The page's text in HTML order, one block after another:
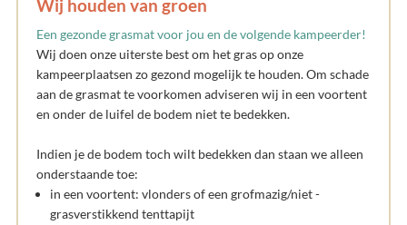
Wij houden van groen
Een gezonde grasmat voor jou en de volgende kampeerder!
Wij doen onze uiterste best om het gras op onze
kampeerplaatsen zo gezond mogelijk te houden. Om schade
aan de grasmat te voorkomen adviseren wij in een voortent
en onder de luifel de bodem niet te bedekken.
Indien je de bodem toch wilt bedekken dan staan we alleen
onderstaande toe:
in een voortent: vlonders of een grofmazig/niet -
grasverstikkend tenttapijt